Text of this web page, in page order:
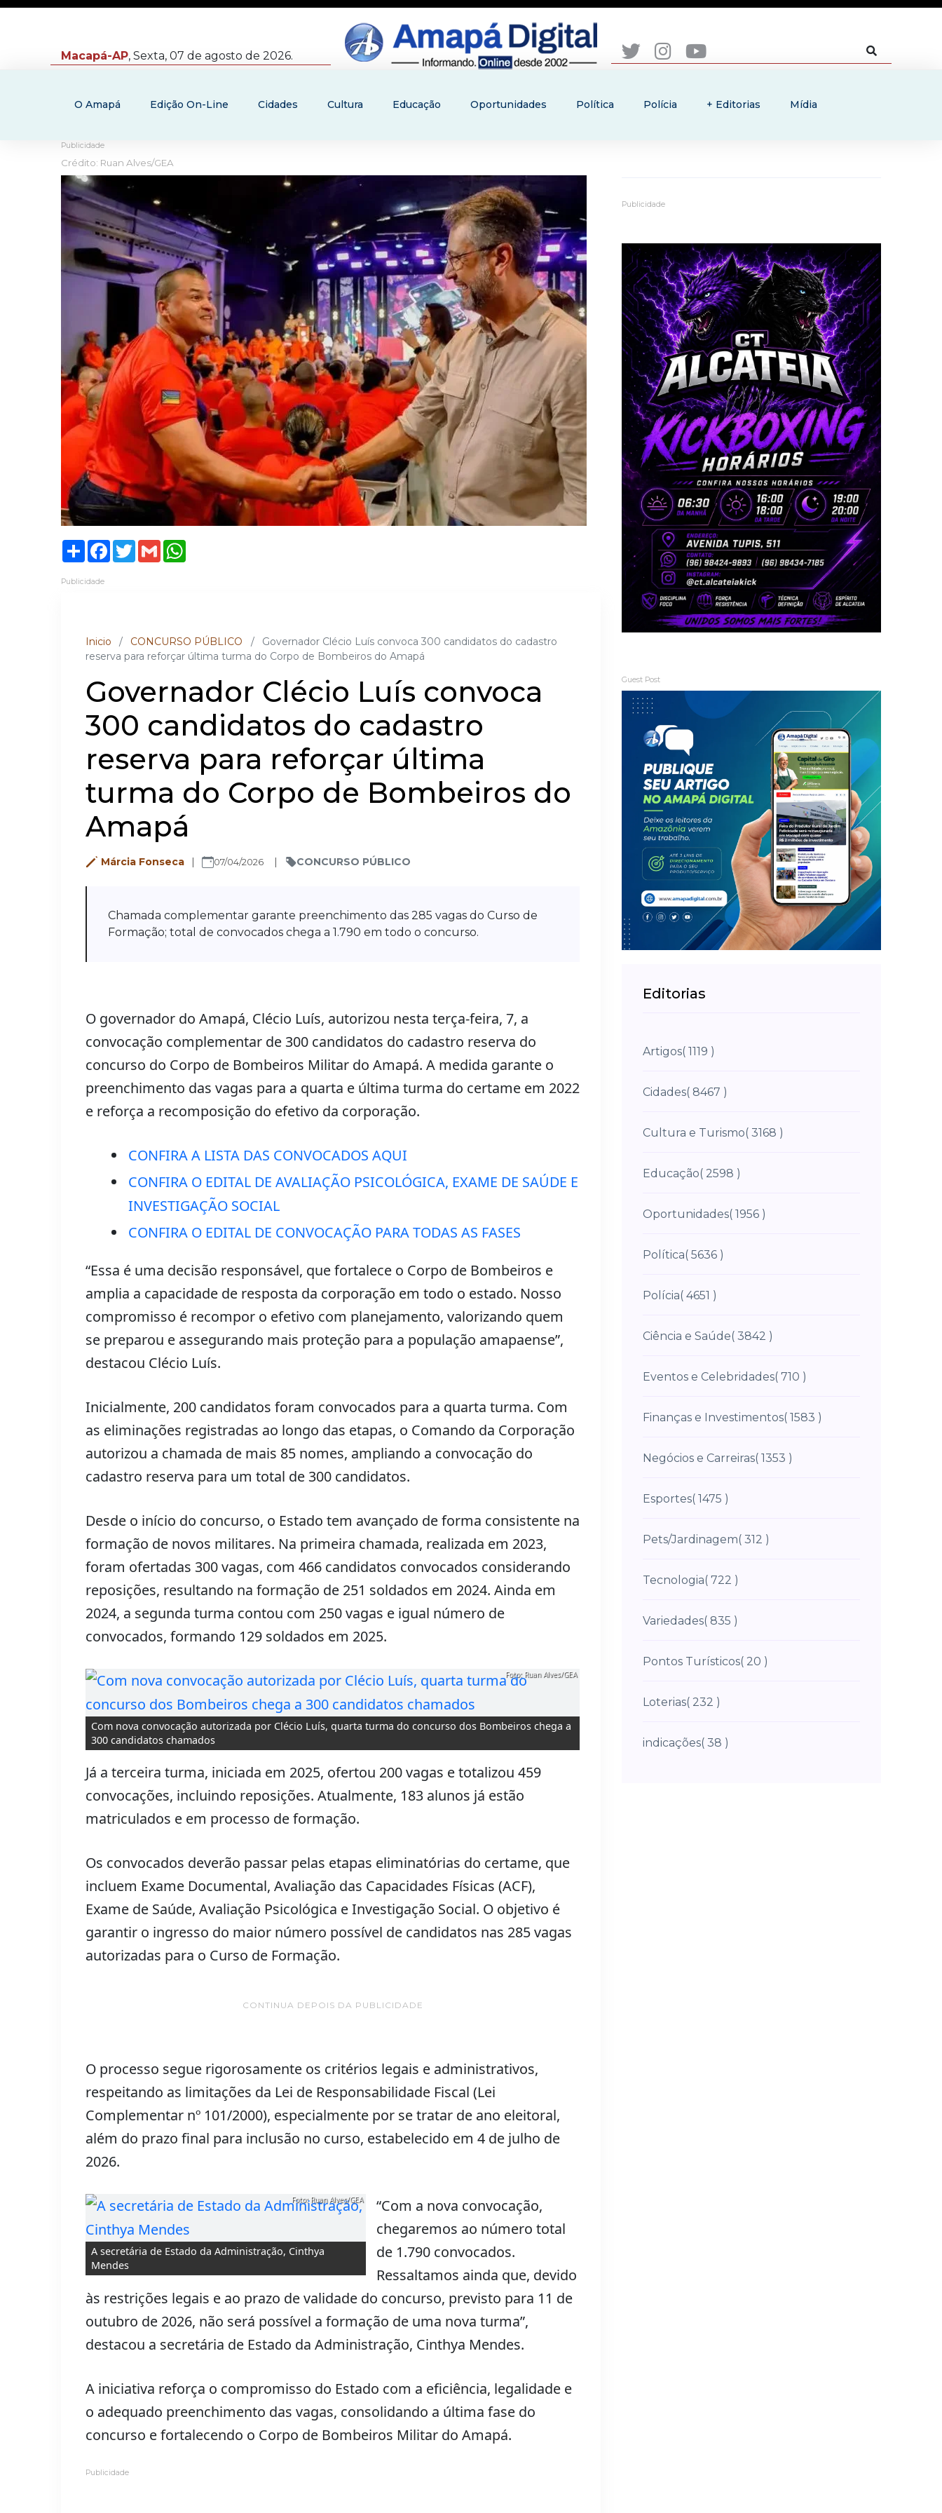
Macapá-AP, Sexta, 07 de agosto de 2026.
O Amapá Edição On-Line Cidades Cultura Educação Oportunidades Política Polícia + Editorias Mídia
Publicidade
Crédito: Ruan Alves/GEA
ShareFacebook
TwitterGmail
Publicidade
Inicio / CONCURSO PÚBLICO /
Governador Clécio Luís convoca 300 candidatos do cadastro
reserva para reforçar última turma do Corpo de Bombeiros do Amapá
Governador Clécio Luís convoca
300 candidatos do cadastro
reserva para reforçar última
turma do Corpo de Bombeiros do
Amapá
Márcia Fonseca 07/04/2026 CONCURSO PÚBLICO
Chamada complementar garante preenchimento das 285 vagas do Curso de
Formação; total de convocados chega a 1.790 em todo o concurso.
O governador do Amapá, Clécio Luís, autorizou nesta terça-feira, 7, a
convocação complementar de 300 candidatos do cadastro reserva do
concurso do Corpo de Bombeiros Militar do Amapá. A medida garante o
preenchimento das vagas para a quarta e última turma do certame em 2022
e reforça a recomposição do efetivo da corporação.
CONFIRA A LISTA DAS CONVOCADOS AQUI
CONFIRA O EDITAL DE AVALIAÇÃO PSICOLÓGICA, EXAME DE SAÚDE E
INVESTIGAÇÃO SOCIAL
CONFIRA O EDITAL DE CONVOCAÇÃO PARA TODAS AS FASES
“Essa é uma decisão responsável, que fortalece o Corpo de Bombeiros e
amplia a capacidade de resposta da corporação em todo o estado. Nosso
compromisso é recompor o efetivo com planejamento, valorizando quem
se preparou e assegurando mais proteção para a população amapaense”,
destacou Clécio Luís.
Inicialmente, 200 candidatos foram convocados para a quarta turma. Com
as eliminações registradas ao longo das etapas, o Comando da Corporação
autorizou a chamada de mais 85 nomes, ampliando a convocação do
cadastro reserva para um total de 300 candidatos.
Desde o início do concurso, o Estado tem avançado de forma consistente na
formação de novos militares. Na primeira chamada, realizada em 2023,
foram ofertadas 300 vagas, com 466 candidatos convocados considerando
reposições, resultando na formação de 251 soldados em 2024. Ainda em
2024, a segunda turma contou com 250 vagas e igual número de
convocados, formando 129 soldados em 2025.
Com nova convocação autorizada por Clécio Luís, quarta turma do concurso dos Bombeiros chega a
300 candidatos chamados
Foto: Ruan Alves/GEA
Já a terceira turma, iniciada em 2025, ofertou 200 vagas e totalizou 459
convocações, incluindo reposições. Atualmente, 183 alunos já estão
matriculados e em processo de formação.
Os convocados deverão passar pelas etapas eliminatórias do certame, que
incluem Exame Documental, Avaliação das Capacidades Físicas (ACF),
Exame de Saúde, Avaliação Psicológica e Investigação Social. O objetivo é
garantir o ingresso do maior número possível de candidatos nas 285 vagas
autorizadas para o Curso de Formação.
CONTINUA DEPOIS DA PUBLICIDADE
O processo segue rigorosamente os critérios legais e administrativos,
respeitando as limitações da Lei de Responsabilidade Fiscal (Lei
Complementar nº 101/2000), especialmente por se tratar de ano eleitoral,
além do prazo final para inclusão no curso, estabelecido em 4 de julho de
2026.
A secretária de Estado da Administração, Cinthya
Mendes
Foto: Ruan Alves/GEA
“Com a nova convocação,
chegaremos ao número total
de 1.790 convocados.
Ressaltamos ainda que, devido
às restrições legais e ao prazo de validade do concurso, previsto para 11 de
outubro de 2026, não será possível a formação de uma nova turma”,
destacou a secretária de Estado da Administração, Cinthya Mendes.
A iniciativa reforça o compromisso do Estado com a eficiência, legalidade e
o adequado preenchimento das vagas, consolidando a última fase do
concurso e fortalecendo o Corpo de Bombeiros Militar do Amapá.
Publicidade
Publicidade
Guest Post
Editorias
Artigos( 1119 )
Cidades( 8467 )
Cultura e Turismo( 3168 )
Educação( 2598 )
Oportunidades( 1956 )
Política( 5636 )
Polícia( 4651 )
Ciência e Saúde( 3842 )
Eventos e Celebridades( 710 )
Finanças e Investimentos( 1583 )
Negócios e Carreiras( 1353 )
Esportes( 1475 )
Pets/Jardinagem( 312 )
Tecnologia( 722 )
Variedades( 835 )
Pontos Turísticos( 20 )
Loterias( 232 )
indicações( 38 )